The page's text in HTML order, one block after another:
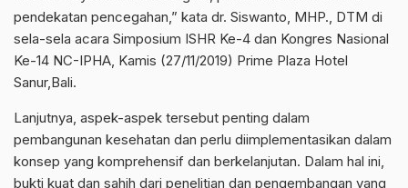
pendekatan pencegahan,” kata dr. Siswanto, MHP., DTM di
sela-sela acara Simposium ISHR Ke-4 dan Kongres Nasional
Ke-14 NC-IPHA, Kamis (27/11/2019) Prime Plaza Hotel
Sanur,Bali.
Lanjutnya, aspek-aspek tersebut penting dalam
pembangunan kesehatan dan perlu diimplementasikan dalam
konsep yang komprehensif dan berkelanjutan. Dalam hal ini,
bukti kuat dan sahih dari penelitian dan pengembangan yang